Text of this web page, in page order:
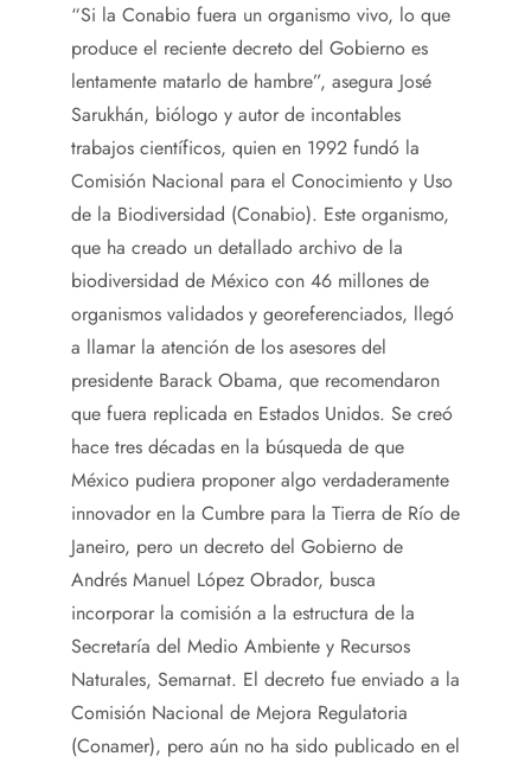
“Si la Conabio fuera un organismo vivo, lo que
produce el reciente decreto del Gobierno es
lentamente matarlo de hambre”, asegura José
Sarukhán, biólogo y autor de incontables
trabajos científicos, quien en 1992 fundó la
Comisión Nacional para el Conocimiento y Uso
de la Biodiversidad (Conabio). Este organismo,
que ha creado un detallado archivo de la
biodiversidad de México con 46 millones de
organismos validados y georeferenciados, llegó
a llamar la atención de los asesores del
presidente Barack Obama, que recomendaron
que fuera replicada en Estados Unidos. Se creó
hace tres décadas en la búsqueda de que
México pudiera proponer algo verdaderamente
innovador en la Cumbre para la Tierra de Río de
Janeiro, pero un decreto del Gobierno de
Andrés Manuel López Obrador, busca
incorporar la comisión a la estructura de la
Secretaría del Medio Ambiente y Recursos
Naturales, Semarnat. El decreto fue enviado a la
Comisión Nacional de Mejora Regulatoria
(Conamer), pero aún no ha sido publicado en el